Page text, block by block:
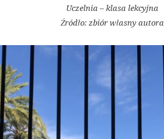
Uczelnia – klasa lekcyjna
Źródło: zbiór własny autora